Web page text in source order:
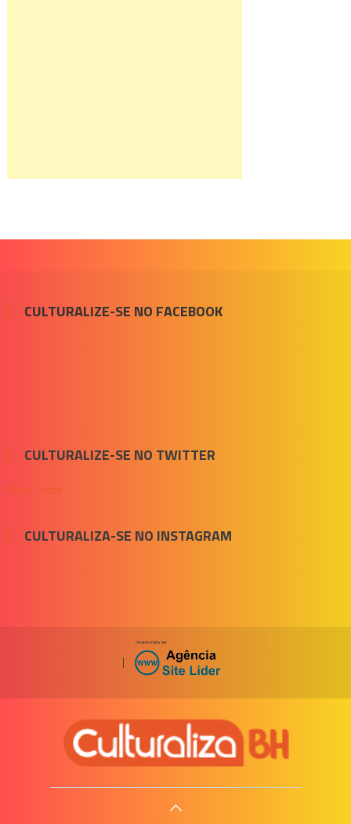
CULTURALIZE-SE NO FACEBOOK
CULTURALIZE-SE NO TWITTER
Meus Tuítes
CULTURALIZA-SE NO INSTAGRAM
|